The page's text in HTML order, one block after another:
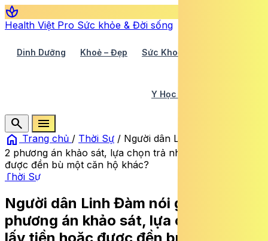
spa
Health Việt Pro Sức khỏe & Đời sống
Dinh Dưỡng Khoẻ – Đẹp Sức Khoẻ TV
Y Học Cổ Truyền
search
menu
home Trang chủ / Thời Sự / Người dân Linh Đàm nói gì về
2 phương án khảo sát, lựa chọn trả nhà lấy tiền hoặc
được đền bù một căn hộ khác?
Thời Sự
Người dân Linh Đàm nói gì về 2
phương án khảo sát, lựa chọn trả nhà